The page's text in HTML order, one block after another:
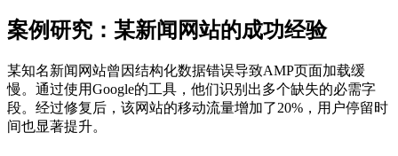
案例研究：某新闻网站的成功经验
某知名新闻网站曾因结构化数据错误导致AMP页面加载缓
慢。通过使用Google的工具，他们识别出多个缺失的必需字
段。经过修复后，该网站的移动流量增加了20%，用户停留时
间也显著提升。